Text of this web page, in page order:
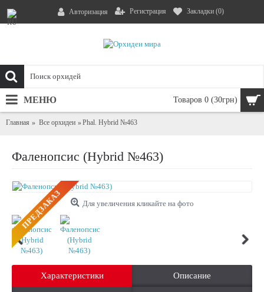
Авторизация Регистрация Закладки (0)
Товаров 0 (30грн)
МЕНЮ
Главная Все орхидеи Phal. Hybrid №463
Фаленопсис (Hybrid №463)
ПРЕДЗАКАЗ Для увеличения кликайте на фото
Характеристики Описание